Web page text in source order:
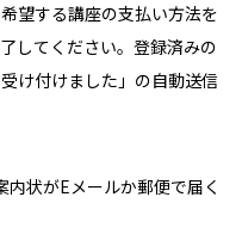
望する講座の支払い方法を
してください。登録済みの
け付けました」の自動送信
状がEメールか郵便で届く